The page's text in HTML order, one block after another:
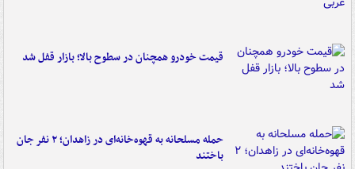
قیمت خودرو همچنان در سطوح بالا؛ بازار قفل شد
حمله مسلحانه به قهوه‌خانه‌ای در زاهدان؛ ۲ نفر جان
باختند